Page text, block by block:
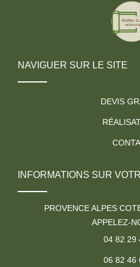
NAVIGUER SUR LE SITE
DEVIS
INFORMATIONS SUR
PROVENCE ALPES
APPELEZ-
04 82 29
06 82 46